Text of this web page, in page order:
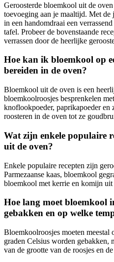
Geroosterde bloemkool uit de
toevoeging aan je maaltijd. Met de
in een handomdraai een
tafel. Probeer de bovenstaande
verrassen door de heerlijke
Hoe kan ik bloemkool op
bereiden in de oven?
Bloemkool uit de oven is een
bloemkoolroosjes besprenkelen
knoflookpoeder, paprikapoeder en
roosteren in de oven tot ze
Wat zijn enkele populaire
uit de oven?
Enkele populaire recepten zijn
Parmezaanse kaas, bloemkool
bloemkool met kerrie en komijn uit
Hoe lang moet bloemkool
gebakken en op welke
Bloemkoolroosjes moeten meestal
graden Celsius worden gebakken,
van de grootte van de roosjes en